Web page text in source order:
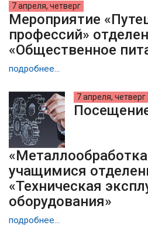
7 апреля, четверг
Мероприятие
профессий»
«Общественное
подробнее...
7 апреля, четверг
учащимися
«Техническая
оборудования»
подробнее...